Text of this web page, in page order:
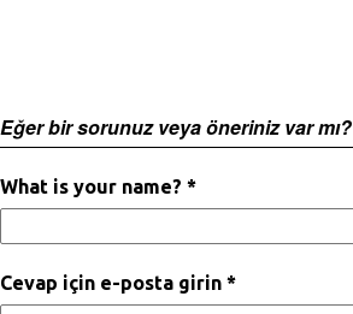
Eğer bir sorunuz veya öneriniz var mı?
What is your name? *
Cevap için e-posta girin *